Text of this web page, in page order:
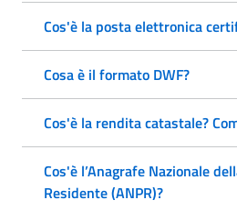
Cos'è la posta elettronica
Cosa è il formato DWF?
Cos'è la rendita catastale?
Cos'è l’Anagrafe Nazionale
Residente (ANPR)?